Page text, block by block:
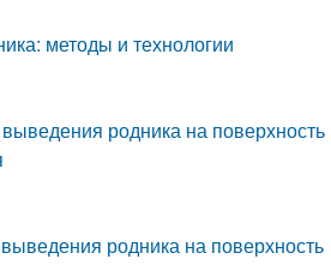
методы и технологии
родника на поверхность
родника на поверхность